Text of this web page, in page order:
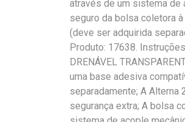
através de um sistema de
seguro da bolsa coletora
(deve ser adquirida
Produto: 17638.
DRENÁVEL
uma base adesiva
separadamente; A Alterna
segurança extra; A bolsa